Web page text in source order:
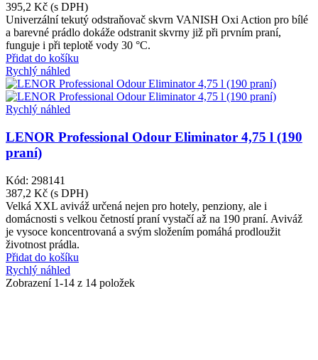
395,2 Kč (s DPH)
Univerzální tekutý odstraňovač skvrn VANISH Oxi Action pro bílé
a barevné prádlo dokáže odstranit skvrny již při prvním praní,
funguje i při teplotě vody 30 °C.
Přidat do košíku
Rychlý náhled
Rychlý náhled
LENOR Professional Odour Eliminator 4,75 l (190
praní)
Kód: 298141
387,2 Kč (s DPH)
Velká XXL aviváž určená nejen pro hotely, penziony, ale i
domácnosti s velkou četností praní vystačí až na 190 praní. Aviváž
je vysoce koncentrovaná a svým složením pomáhá prodloužit
životnost prádla.
Přidat do košíku
Rychlý náhled
Zobrazení 1-14 z 14 položek